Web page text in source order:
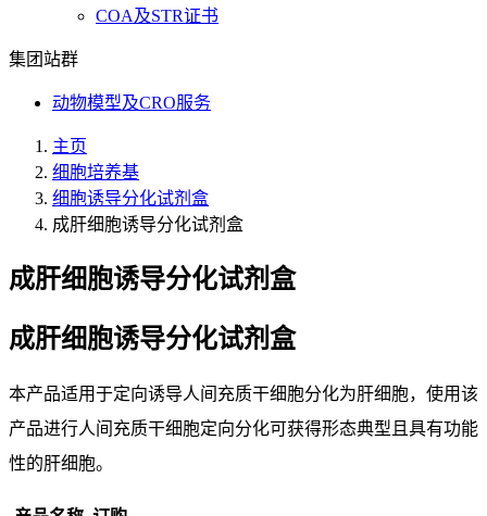
COA及STR证书
集团站群
动物模型及CRO服务
主页
细胞培养基
细胞诱导分化试剂盒
成肝细胞诱导分化试剂盒
成肝细胞诱导分化试剂盒
成肝细胞诱导分化试剂盒
本产品适用于定向诱导人间充质干细胞分化为肝细胞，使用该
产品进行人间充质干细胞定向分化可获得形态典型且具有功能
性的肝细胞。